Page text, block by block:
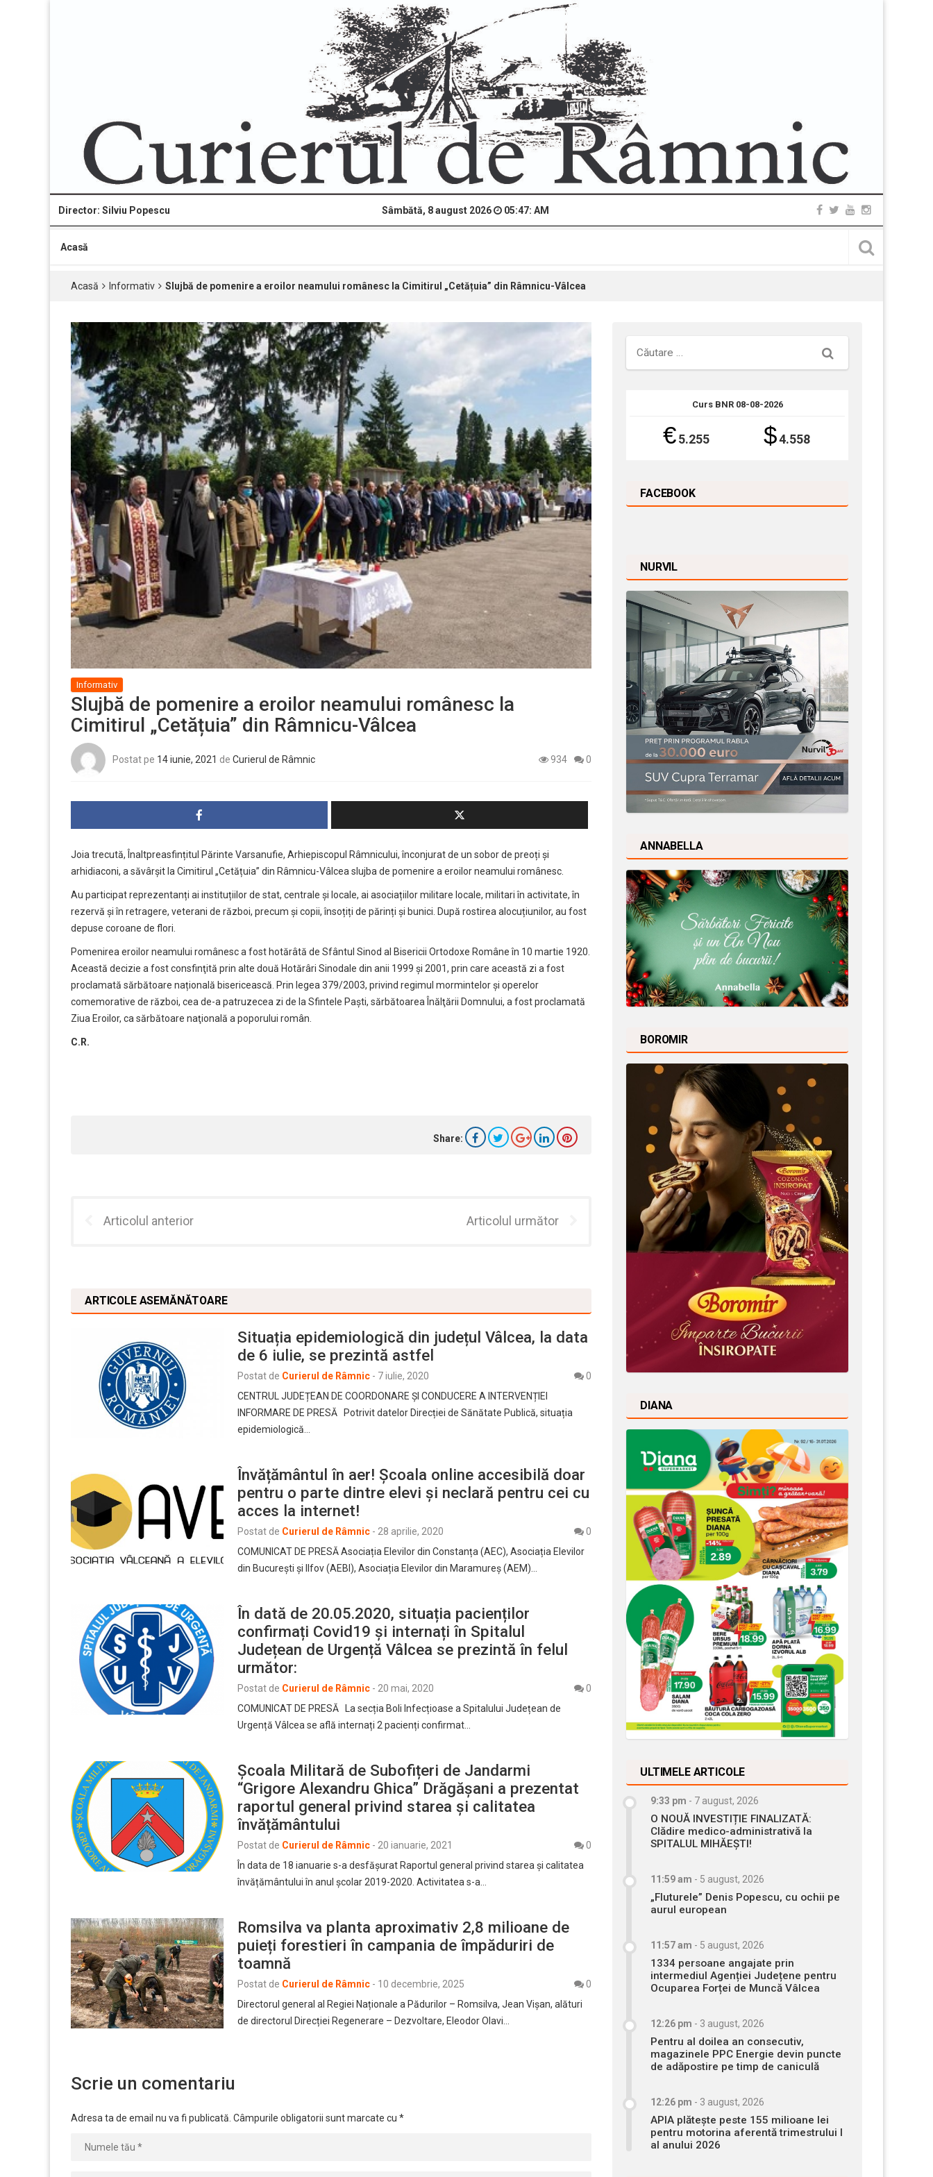
Director: Silviu Popescu Sâmbătă, 8 august 2026 05:47: AM
Acasă
Acasă Informativ Slujbă de pomenire a eroilor neamului românesc la Cimitirul „Cetățuia” din Râmnicu-Vâlcea
Informativ
Slujbă de pomenire a eroilor neamului românesc la
Cimitirul „Cetățuia” din Râmnicu-Vâlcea
Postat pe 14 iunie, 2021 de Curierul de Râmnic 934 0
Joia trecută, Înaltpreasfințitul Părinte Varsanufie, Arhiepiscopul Râmnicului, înconjurat de un sobor de preoți și
arhidiaconi, a săvârșit la Cimitirul „Cetățuia” din Râmnicu-Vâlcea slujba de pomenire a eroilor neamului românesc.
Au participat reprezentanți ai instituțiilor de stat, centrale și locale, ai asociațiilor militare locale, militari în activitate, în
rezervă și în retragere, veterani de război, precum și copii, însoțiți de părinți și bunici. După rostirea alocuțiunilor, au fost
depuse coroane de flori.
Pomenirea eroilor neamului românesc a fost hotărâtă de Sfântul Sinod al Bisericii Ortodoxe Române în 10 martie 1920.
Această decizie a fost consfinţită prin alte două Hotărâri Sinodale din anii 1999 şi 2001, prin care această zi a fost
proclamată sărbătoare națională bisericească. Prin legea 379/2003, privind regimul mormintelor şi operelor
comemorative de război, cea de-a patruzecea zi de la Sfintele Paşti, sărbătoarea Înălţării Domnului, a fost proclamată
Ziua Eroilor, ca sărbătoare naţională a poporului român.
C.R.
Share:
Articolul anterior Articolul următor
ARTICOLE ASEMĂNĂTOARE
Situația epidemiologică din județul Vâlcea, la data
de 6 iulie, se prezintă astfel
Postat de Curierul de Râmnic - 7 iulie, 2020
0
CENTRUL JUDEȚEAN DE COORDONARE ȘI CONDUCERE A INTERVENȚIEI
INFORMARE DE PRESĂ Potrivit datelor Direcției de Sănătate Publică, situația
epidemiologică…
Învățământul în aer! Școala online accesibilă doar
pentru o parte dintre elevi și neclară pentru cei cu
acces la internet!
Postat de Curierul de Râmnic - 28 aprilie, 2020
0
COMUNICAT DE PRESĂ Asociația Elevilor din Constanța (AEC), Asociația Elevilor
din București și Ilfov (AEBI), Asociația Elevilor din Maramureș (AEM)…
În dată de 20.05.2020, situația pacienților
confirmați Covid19 și internați în Spitalul
Județean de Urgență Vâlcea se prezintă în felul
următor:
Postat de Curierul de Râmnic - 20 mai, 2020
0
COMUNICAT DE PRESĂ La secția Boli Infecțioase a Spitalului Județean de
Urgență Vâlcea se află internați 2 pacienți confirmat…
Școala Militară de Subofițeri de Jandarmi
“Grigore Alexandru Ghica” Drăgășani a prezentat
raportul general privind starea și calitatea
învățământului
Postat de Curierul de Râmnic - 20 ianuarie, 2021
0
În data de 18 ianuarie s-a desfășurat Raportul general privind starea și calitatea
învățământului în anul școlar 2019-2020. Activitatea s-a…
Romsilva va planta aproximativ 2,8 milioane de
puieți forestieri în campania de împăduriri de
toamnă
Postat de Curierul de Râmnic - 10 decembrie, 2025
0
Directorul general al Regiei Naționale a Pădurilor – Romsilva, Jean Vișan, alături
de directorul Direcției Regenerare – Dezvoltare, Eleodor Olavi…
Scrie un comentariu
Adresa ta de email nu va fi publicată. Câmpurile obligatorii sunt marcate cu *
Căutare
Curs BNR 08-08-2026
€ 5.255 $4.558
FACEBOOK
NURVIL
ANNABELLA
BOROMIR
DIANA
ULTIMELE ARTICOLE
9:33 pm - 7 august, 2026
O NOUĂ INVESTIȚIE FINALIZATĂ:
Clădire medico-administrativă la
SPITALUL MIHĂEȘTI!
11:59 am - 5 august, 2026
„Fluturele” Denis Popescu, cu ochii pe
aurul european
11:57 am - 5 august, 2026
1334 persoane angajate prin
intermediul Agenției Județene pentru
Ocuparea Forței de Muncă Vâlcea
12:26 pm - 3 august, 2026
Pentru al doilea an consecutiv,
magazinele PPC Energie devin puncte
de adăpostire pe timp de caniculă
12:26 pm - 3 august, 2026
APIA plătește peste 155 milioane lei
pentru motorina aferentă trimestrului I
al anului 2026